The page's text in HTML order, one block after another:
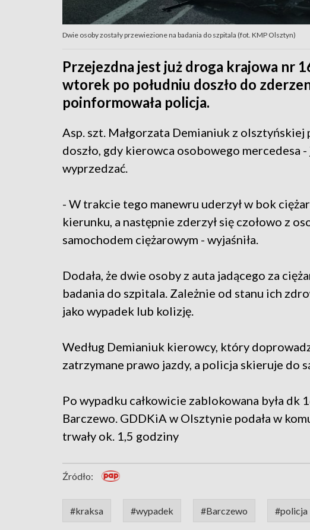
Dwie osoby zostały przewiezione na badania do szpitala (fot. KMP Olsztyn)
Przejezdna jest już droga krajowa nr
wtorek po południu doszło do
poinformowała policja.
Asp. szt. Małgorzata Demianiuk z
doszło, gdy kierowca osobowego mercedesa
wyprzedzać.
- W trakcie tego manewru uderzył w bok
kierunku, a następnie zderzył się czołowo z
samochodem ciężarowym - wyjaśniła.
Dodała, że dwie osoby z auta jadącego za
badania do szpitala. Zależnie od stanu ich
jako wypadek lub kolizję.
Według Demianiuk kierowcy, który
zatrzymane prawo jazdy, a policja skieruje do
Po wypadku całkowicie zablokowana była dk
Barczewo. GDDKiA w Olsztynie podała w
trwały ok. 1,5 godziny
Źródło:
#kraksa #wypadek #Barczewo #policja